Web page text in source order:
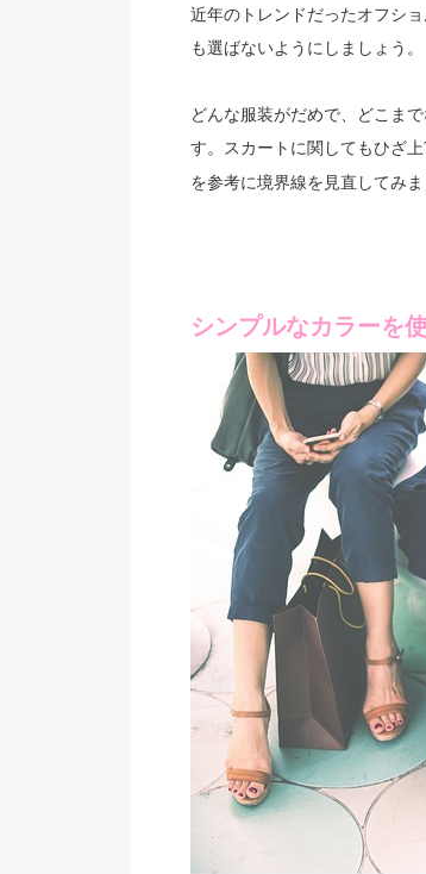
近年のトレンドだったオフシ
も選ばないようにしましょう。
どんな服装がだめで、どこま
す。スカートに関してもひざ
を参考に境界線を見直してみま
シンプルなカラーを